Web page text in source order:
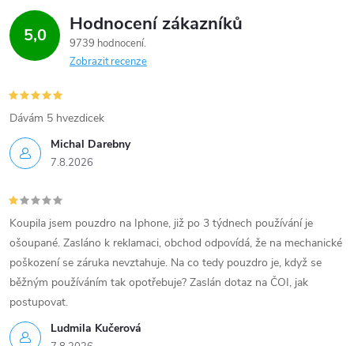
5,0 Hodnocení zákazníků
9739 hodnocení
Zobrazit recenze
Michal Darebny
7.8.2026
Dávám 5 hvezdicek
Ludmila Kučerová
Koupila jsem pouzdro na Iphone, již po 3 týdnech používání je
ošoupané. Zasláno k reklamaci, obchod odpovídá, že na mechanické
poškození se záruka nevztahuje. Na co tedy pouzdro je, když se
běžným používáním tak opotřebuje? Zaslán dotaz na ČOI, jak
postupovat.